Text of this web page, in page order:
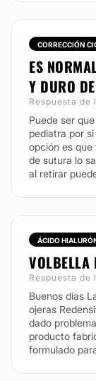
CORRECCIÓN
ES
Y DURO
Respuesta de
Puede ser
pediatra por
opción es
de sutura lo
al retirar
ÁCIDO
VOLBELLA
Respuesta de
Buenos días
ojeras
dado
producto
formulado